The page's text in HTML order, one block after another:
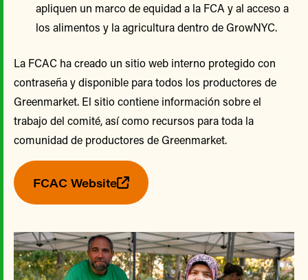
apliquen un marco de equidad a la FCA y al acceso a
los alimentos y la agricultura dentro de GrowNYC.
La FCAC ha creado un sitio web interno protegido con
contraseña y disponible para todos los productores de
Greenmarket. El sitio contiene información sobre el
trabajo del comité, así como recursos para toda la
comunidad de productores de Greenmarket.
FCAC Website